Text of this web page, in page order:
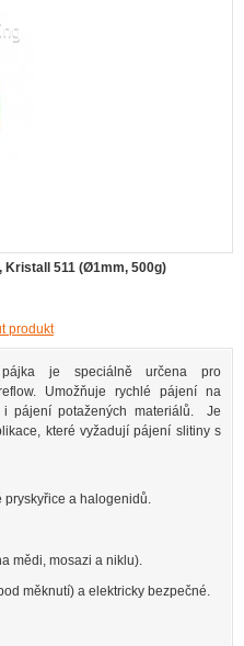
Kristall 511 (Ø1mm, 500g)
produkt
je speciálně určena pro
Umožňuje rychlé pájení na
i pájení potažených materiálů. Je
které vyžadují pájení slitiny s
a halogenidů.
mědi, mosazi a niklu).
měknutí) a elektricky bezpečné.